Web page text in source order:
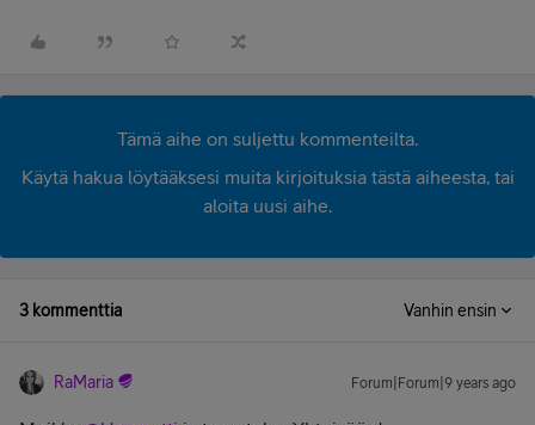
Tämä aihe on suljettu kommenteilta.
Käytä hakua löytääksesi muita kirjoituksia tästä aiheesta, tai
aloita uusi aihe.
3 kommenttia Vanhin ensin
RaMaria Forum|Forum|9 years ago